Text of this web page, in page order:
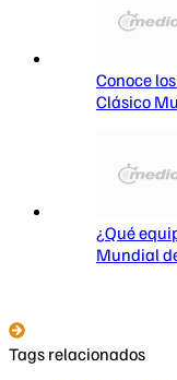
Conoce
Clásico
¿Qué
Mundial
Tags relacionados